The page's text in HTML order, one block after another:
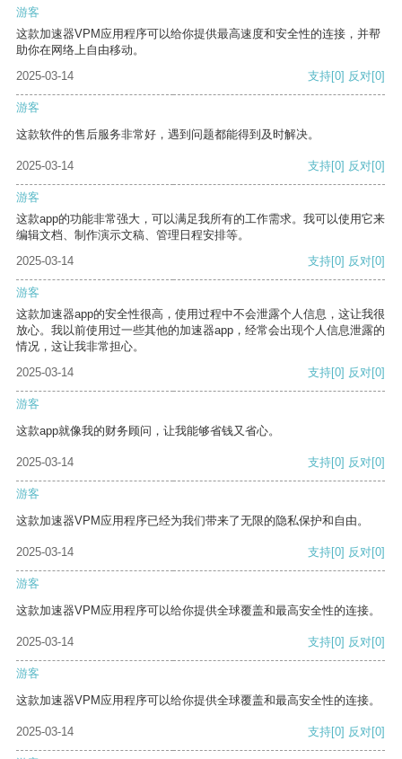
游客
这款加速器VPM应用程序可以给你提供最高速度和安全性的连接，并帮
助你在网络上自由移动。
2025-03-14
支持[0] 反对[0]
游客
这款软件的售后服务非常好，遇到问题都能得到及时解决。
2025-03-14 支持[0] 反对[0]
游客
这款app的功能非常强大，可以满足我所有的工作需求。我可以使用它来
编辑文档、制作演示文稿、管理日程安排等。
2025-03-14
支持[0] 反对[0]
游客
这款加速器app的安全性很高，使用过程中不会泄露个人信息，这让我很
放心。我以前使用过一些其他的加速器app，经常会出现个人信息泄露的
情况，这让我非常担心。
2025-03-14
支持[0] 反对[0]
游客
这款app就像我的财务顾问，让我能够省钱又省心。
2025-03-14 支持[0] 反对[0]
游客
这款加速器VPM应用程序已经为我们带来了无限的隐私保护和自由。
2025-03-14 支持[0] 反对[0]
游客
这款加速器VPM应用程序可以给你提供全球覆盖和最高安全性的连接。
2025-03-14 支持[0] 反对[0]
游客
这款加速器VPM应用程序可以给你提供全球覆盖和最高安全性的连接。
2025-03-14 支持[0] 反对[0]